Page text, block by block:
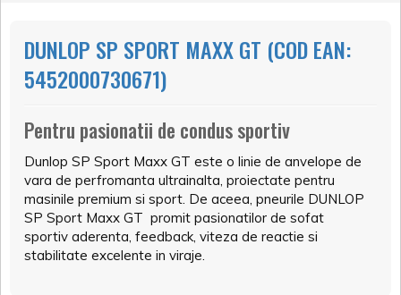
DUNLOP SP SPORT MAXX GT (COD EAN:
5452000730671)
Pentru pasionatii de condus sportiv
Dunlop SP Sport Maxx GT este o linie de anvelope de
vara de perfromanta ultrainalta, proiectate pentru
masinile premium si sport. De aceea, pneurile DUNLOP
SP Sport Maxx GT promit pasionatilor de sofat
sportiv aderenta, feedback, viteza de reactie si
stabilitate excelente in viraje.